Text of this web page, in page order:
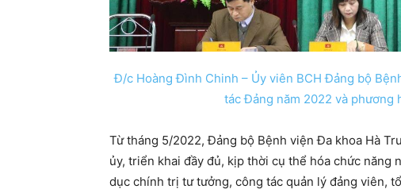
Đ/c Hoàng Đình Chinh – Ủy viên BCH Đảng bộ
tác Đảng năm 2022 và phương
Từ tháng 5/2022, Đảng bộ Bệnh viện Đa khoa Hà
ủy, triển khai đầy đủ, kịp thời cụ thể hóa chức năng
dục chính trị tư tưởng, công tác quản lý đảng viên,